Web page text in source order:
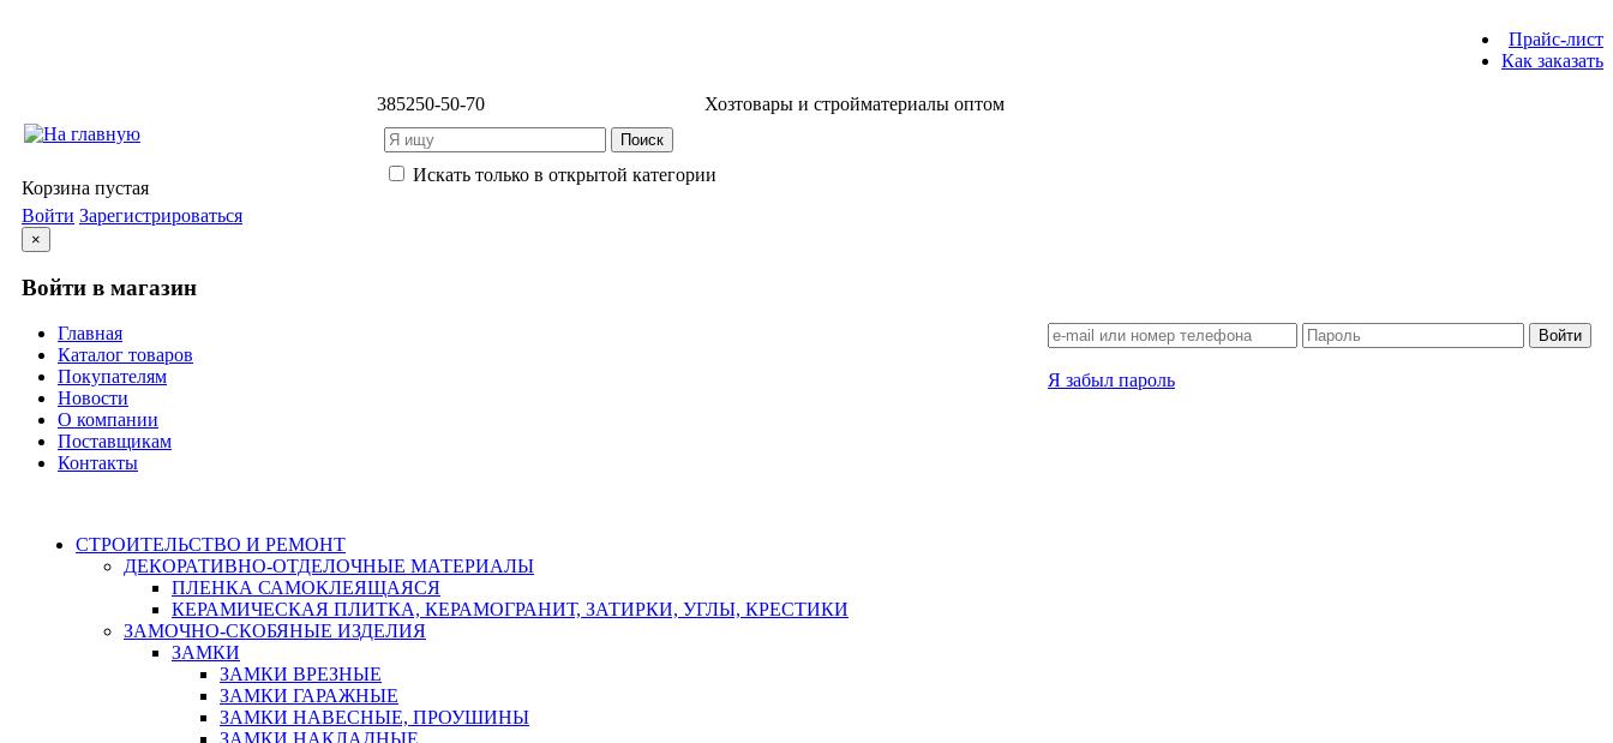
Прайс-лист
Как заказать
385250-50-70 Хозтовары и стройматериалы оптом
Искать только в открытой категории
Корзина пустая
Войти Зарегистрироваться
×
Войти в магазин
Войти
Я забыл пароль
Главная
Каталог товаров
Покупателям
Новости
О компании
Поставщикам
Контакты
СТРОИТЕЛЬСТВО И РЕМОНТ
ДЕКОРАТИВНО-ОТДЕЛОЧНЫЕ МАТЕРИАЛЫ
ПЛЕНКА САМОКЛЕЯЩАЯСЯ
КЕРАМИЧЕСКАЯ ПЛИТКА, КЕРАМОГРАНИТ, ЗАТИРКИ, УГЛЫ, КРЕСТИКИ
ЗАМОЧНО-СКОБЯНЫЕ ИЗДЕЛИЯ
ЗАМКИ
ЗАМКИ ВРЕЗНЫЕ
ЗАМКИ ГАРАЖНЫЕ
ЗАМКИ НАВЕСНЫЕ, ПРОУШИНЫ